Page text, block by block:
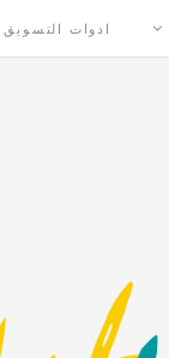
ادوات التسويق